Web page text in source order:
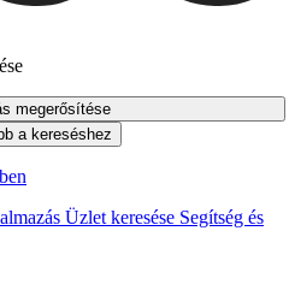
megerősítése
a kereséshez
Üzlet keresése Segítség és